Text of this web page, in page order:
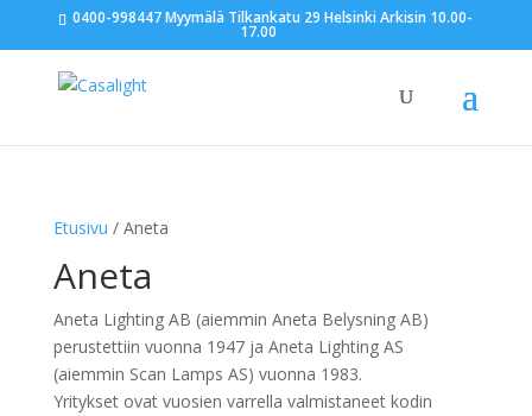
0400-998447 Myymälä Tilkankatu 29 Helsinki Arkisin 10.00-
17.00
Etusivu / Aneta
Aneta
Aneta Lighting AB (aiemmin Aneta Belysning AB)
perustettiin vuonna 1947 ja Aneta Lighting AS
(aiemmin Scan Lamps AS) vuonna 1983.
Yritykset ovat vuosien varrella valmistaneet kodin